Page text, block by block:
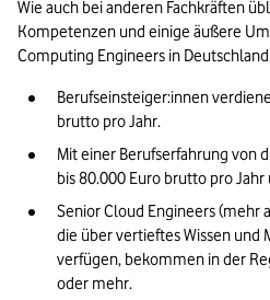
Wie auch bei anderen Fachkräften
Kompetenzen und einige äußere
Computing Engineers in
Berufseinsteiger:innen
brutto pro Jahr.
Mit einer Berufserfahrung von
bis 80.000 Euro brutto pro Jahr
Senior Cloud Engineers (mehr
die über vertieftes Wissen und
verfügen, bekommen in der
oder mehr.